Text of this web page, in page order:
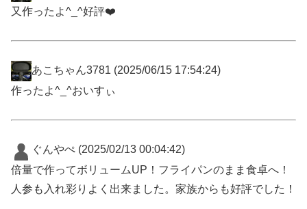
又作ったよ^_^好評❤️
あこちゃん3781 (2025/06/15 17:54:24)
作ったよ^_^おいすぃ
ぐんやぺ (2025/02/13 00:04:42)
倍量で作ってボリュームUP！フライパンのまま食卓へ！
人参も入れ彩りよく出来ました。家族からも好評でした！